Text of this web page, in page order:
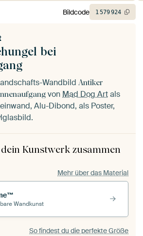
bei
Wandbild Antiker
vonMad Dog Artals
Alu-Dibond, als Poster,
Kunstwerk zusammen
Mehr über das Material
Wandkunst
So findest du die perfekte Größe
Bildcode 1579924